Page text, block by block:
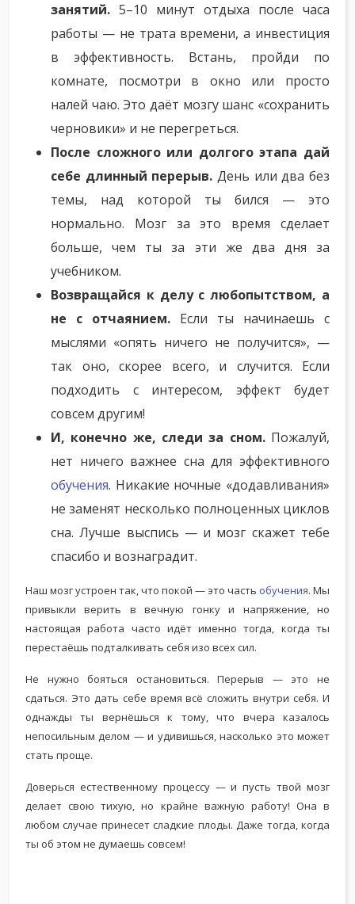
занятий. 5–10 минут отдыха после часа
работы — не трата времени, а инвестиция
в эффективность. Встань, пройди по
комнате, посмотри в окно или просто
налей чаю. Это даёт мозгу шанс «сохранить
черновики» и не перегреться.
После сложного или долгого этапа дай
себе длинный перерыв. День или два без
темы, над которой ты бился — это
нормально. Мозг за это время сделает
больше, чем ты за эти же два дня за
учебником.
Возвращайся к делу с любопытством, а
не с отчаянием. Если ты начинаешь с
мыслями «опять ничего не получится», —
так оно, скорее всего, и случится. Если
подходить с интересом, эффект будет
совсем другим!
И, конечно же, следи за сном.Пожалуй,
нет ничего важнее сна для эффективного
обучения. Никакие ночные «додавливания»
не заменят несколько полноценных циклов
сна. Лучше выспись — и мозг скажет тебе
спасибо и вознаградит.
Наш мозг устроен так, что покой — это часть обучения. Мы
привыкли верить в вечную гонку и напряжение, но
настоящая работа часто идёт именно тогда, когда ты
перестаёшь подталкивать себя изо всех сил.
Не нужно бояться остановиться. Перерыв — это не
сдаться. Это дать себе время всё сложить внутри себя. И
однажды ты вернёшься к тому, что вчера казалось
непосильным делом — и удивишься, насколько это может
стать проще.
Доверься естественному процессу — и пусть твой мозг
делает свою тихую, но крайне важную работу! Она в
любом случае принесет сладкие плоды. Даже тогда, когда
ты об этом не думаешь совсем!